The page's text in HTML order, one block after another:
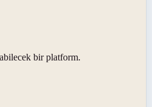
bir platform.